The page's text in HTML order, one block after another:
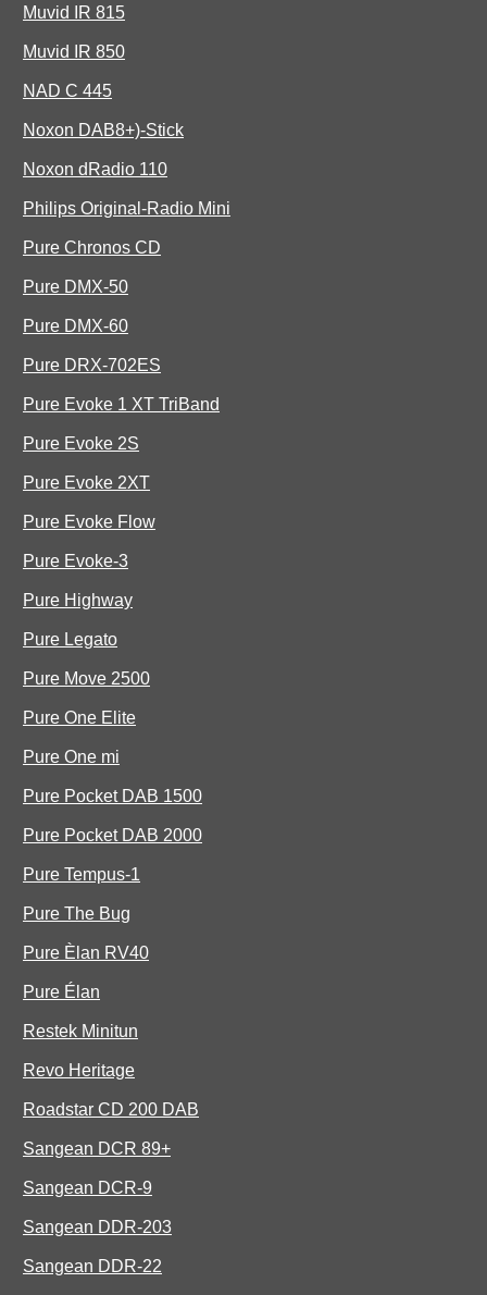
Muvid IR 815
Muvid IR 850
NAD C 445
Noxon DAB8+)-Stick
Noxon dRadio 110
Philips Original-Radio Mini
Pure Chronos CD
Pure DMX-50
Pure DMX-60
Pure DRX-702ES
Pure Evoke 1 XT TriBand
Pure Evoke 2S
Pure Evoke 2XT
Pure Evoke Flow
Pure Evoke-3
Pure Highway
Pure Legato
Pure Move 2500
Pure One Elite
Pure One mi
Pure Pocket DAB 1500
Pure Pocket DAB 2000
Pure Tempus-1
Pure The Bug
Pure Èlan RV40
Pure Élan
Restek Minitun
Revo Heritage
Roadstar CD 200 DAB
Sangean DCR 89+
Sangean DCR-9
Sangean DDR-203
Sangean DDR-22